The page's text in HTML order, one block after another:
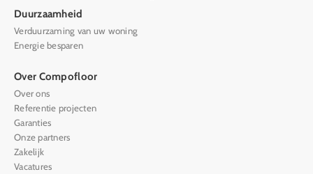
Duurzaamheid
Verduurzaming van uw woning
Energie besparen
Over Compofloor
Over ons
Referentie projecten
Garanties
Onze partners
Zakelijk
Vacatures